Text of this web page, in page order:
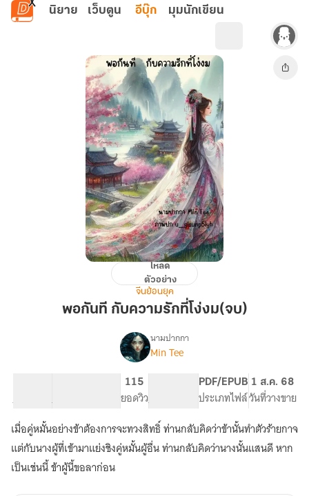
ข้ามไปยังเนื้อหาหลัก
นิยาย เว็บตูน อีบุ๊ก มุมนักเขียน
พอกัน
กับ
โหลด
ตัวอย่าง
จีนย้อนยุค
พอกันที กับความรักที่โง่งม(จบ)
เรื่อง
รัก
ที่
โง่
นามปากกา
Min Tee
จำนวนคำ จำนวนหน้า (A5)
115
ยอดวิวระดับเนื้อหา
PDF/EPUB
ประเภทไฟล์
1 ส.ค. 68
วันที่วางขาย
เมื่อคู่หมั้นอย่างข้าต้องการจะทวงสิทธิ์ ท่านกลับคิดว่าข้านั้นทำตัวร้ายกาจ
แต่กับนางผู้ที่เข้ามาแย่งชิงคู่หมั้นผู้อื่น ท่านกลับคิดว่านางนั้นแสนดี หาก
เป็นเช่นนี้ ข้าผู้นี้ขอลาก่อน